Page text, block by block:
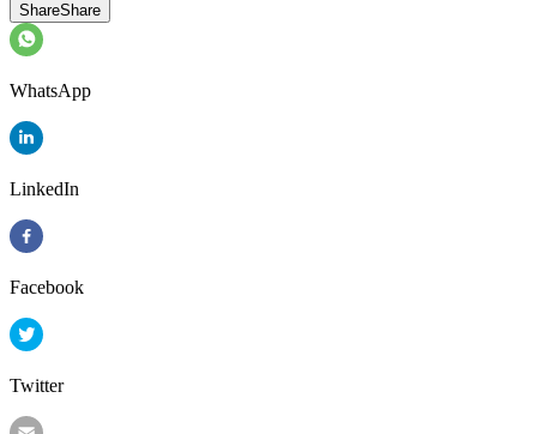
ShareShare
WhatsApp
LinkedIn
Facebook
Twitter